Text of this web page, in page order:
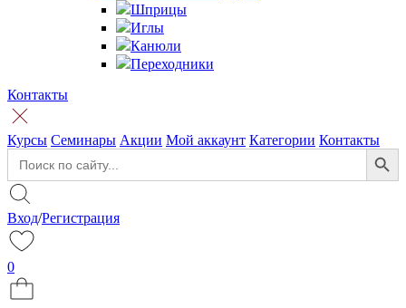
Шприцы
Иглы
Канюли
Переходники
Контакты
Курсы Семинары Акции Мой аккаунт Категории Контакты
Search
for:
Search Button
Вход/Регистрация
0